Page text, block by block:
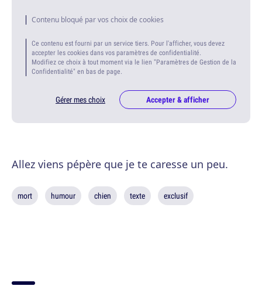
Contenu bloqué par vos choix de cookies
Ce contenu est fourni par un service tiers. Pour l'afficher, vous devez
accepter les cookies dans vos paramètres de confidentialité.
Modifiez ce choix à tout moment via le lien "Paramètres de Gestion de la
Confidentialité" en bas de page.
Gérer mes choix Accepter & afficher
Allez viens pépère que je te caresse un peu.
mort humour chien texte exclusif